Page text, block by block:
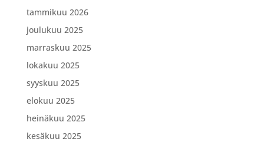
tammikuu 2026
joulukuu 2025
marraskuu 2025
lokakuu 2025
syyskuu 2025
elokuu 2025
heinäkuu 2025
kesäkuu 2025